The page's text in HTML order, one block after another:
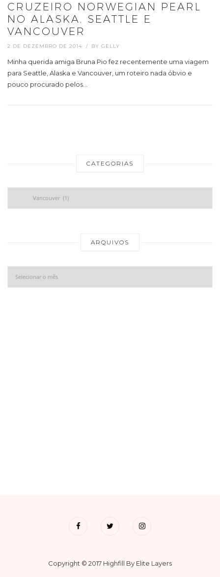
CRUZEIRO NORWEGIAN PEARL
NO ALASKA, SEATTLE E
VANCOUVER
2 DE DEZEMBRO DE 2014 BY GELLY
Minha querida amiga Bruna Pio fez recentemente uma viagem
para Seattle, Alaska e Vancouver, um roteiro nada óbvio e
pouco procurado pelos…
CATEGORIAS
Categorias
ARQUIVOS
Copyright © 2017 Highfill By Elite Layers